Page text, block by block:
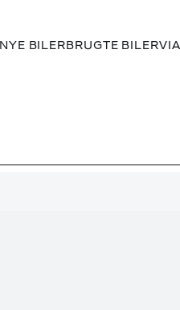
NYE BILER BRUGTE BILER